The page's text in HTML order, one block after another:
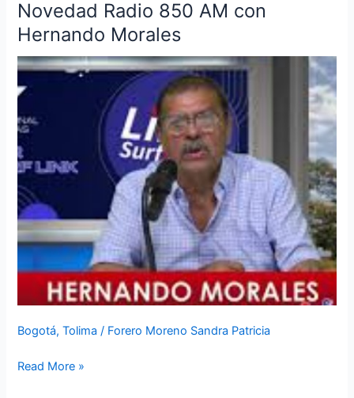
Novedad Radio 850 AM con
Hernando Morales
Bogotá,Tolima / Forero Moreno Sandra Patricia
Espinal
por
Radio
Panamericana
de
y
Novedad
Radio
850
AM
con
Hernando
Read More »